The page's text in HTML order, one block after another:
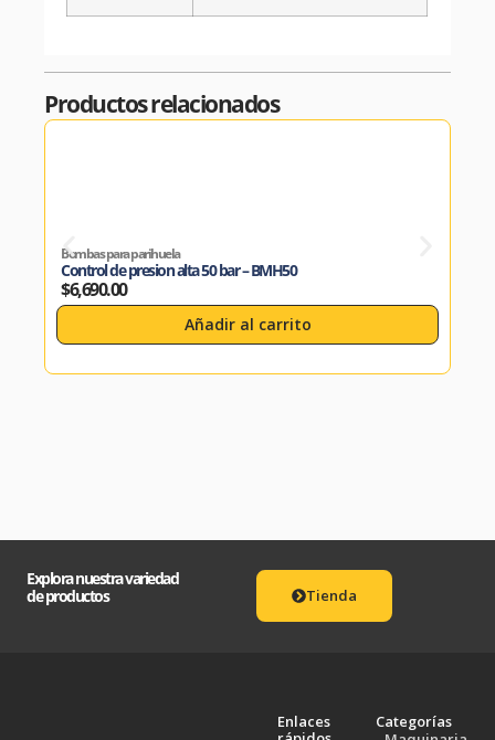
Productos relacionados
Bombas para parihuela
Control de presion alta 50 bar – BMH50
$6,690.00
Añadir al carrito
Explora nuestra variedad
de productos
Tienda
Enlaces
Categorías